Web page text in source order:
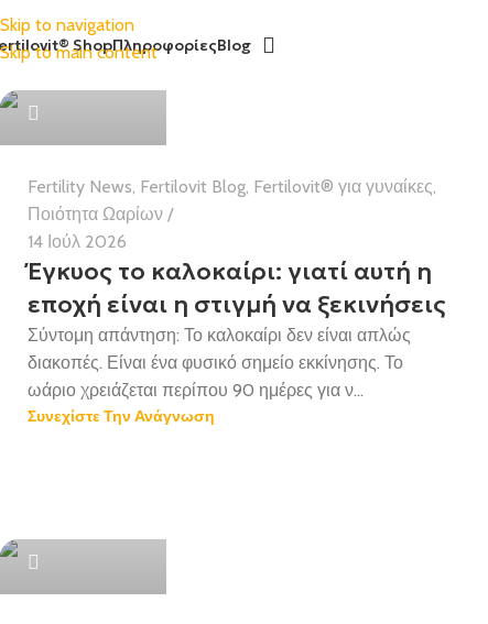
Skip to navigation
Skip to main content
ShopΠληροφορίεςBlog
Fertility News, Fertilovit Blog, Fertilovit® για γυναίκες,
Ποιότητα Ωαρίων
14 Ιούλ 2026
Έγκυος το καλοκαίρι: γιατί αυτή η
εποχή είναι η στιγμή να ξεκινήσεις
Σύντομη απάντηση: Το καλοκαίρι δεν είναι απλώς
διακοπές. Είναι ένα φυσικό σημείο εκκίνησης. Το
ωάριο χρειάζεται περίπου 90 ημέρες για ν...
Συνεχίστε Την Ανάγνωση